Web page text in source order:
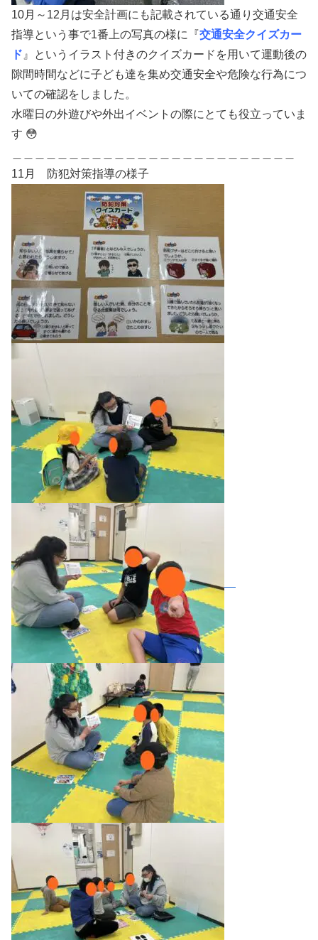
10月～12月は安全計画にも記載されている通り交通安全
指導という事で1番上の写真の様に『交通安全クイズカー
ド 』というイラスト付きのクイズカードを用いて運動後の
隙間時間などに子ども達を集め交通安全や危険な行為につ
いての確認をしました。
水曜日の外遊びや外出イベントの際にとても役立っていま
す 😳
11月 防犯対策指導の様子